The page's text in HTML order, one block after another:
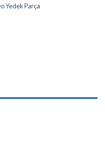
Yedek Parça